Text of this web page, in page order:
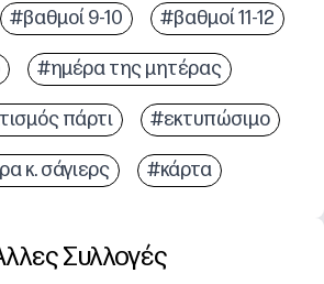
#βαθμοί 9-10 #βαθμοί 11-12
#ημέρα της μητέρας
πάρτι #εκτυπώσιμο
κ. σάγιερς #κάρτα
Συλλογές